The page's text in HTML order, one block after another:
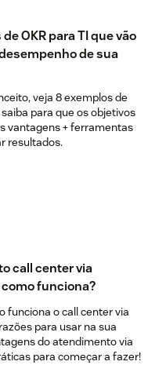
OKR para TI que vão
de sua
veja 8 exemplos de
saiba para que os objetivos
vantagens + ferramentas
resultados.
call center via
funciona?
funciona o call center via
para usar na sua
do atendimento via
para começar a fazer!